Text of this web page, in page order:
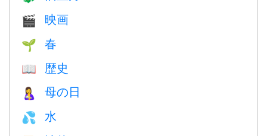
🎬 映画
🌱 春
📖 歴史
🤱 母の日
💦 水